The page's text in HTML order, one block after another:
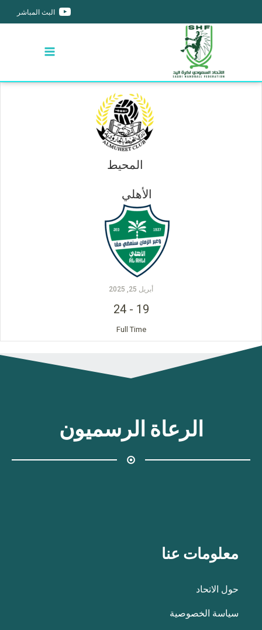
البث المباشر
المحيط
الأهلي
أبريل 25, 2025
19
-
24
Full Time
الرعاة الرسميون
معلومات عنا
حول الاتحاد
سياسة الخصوصية